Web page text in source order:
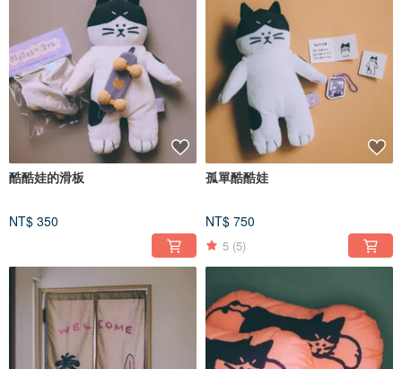
酷酷娃的滑板
NT$ 350
孤單酷酷娃
NT$ 750
5 (5)